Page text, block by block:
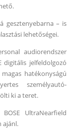
gesztenyebarna – is
lehetőségei.
audiorendszer
digitális jelfeldolgozó
hatékonyságú
személyautó-
ki a teret.
UltraNearfield
ajánl.